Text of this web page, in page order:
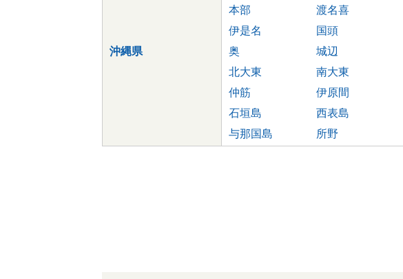
沖縄県
本部
渡名喜
伊是名
国頭
奥
城辺
北大東
南大東
仲筋
伊原間
石垣島
西表島
与那国島
所野